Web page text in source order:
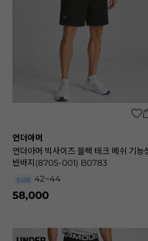
언더아머
언더아머 빅사이즈 블랙 테크 메쉬 기능
반바지(8705-001) B0783
SIZE 42~44
58,000